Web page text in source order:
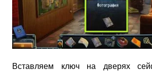
Вставляем ключ на дверях